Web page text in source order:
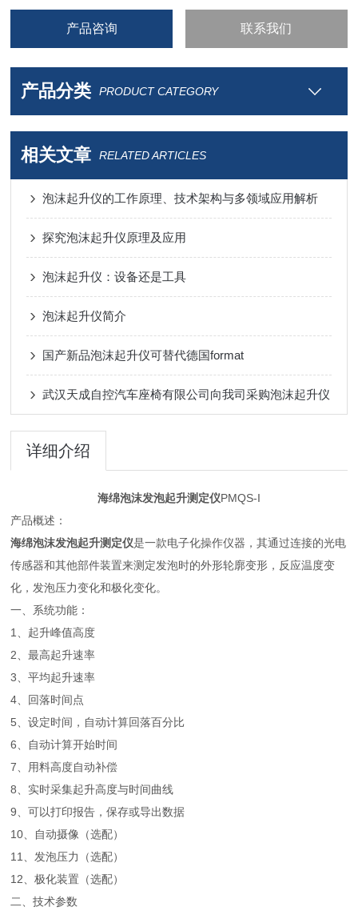
产品咨询 联系我们
产品分类 PRODUCT CATEGORY
相关文章 RELATED ARTICLES
泡沫起升仪的工作原理、技术架构与多领域应用解析
探究泡沫起升仪原理及应用
泡沫起升仪：设备还是工具
泡沫起升仪简介
国产新品泡沫起升仪可替代德国format
武汉天成自控汽车座椅有限公司向我司采购泡沫起升仪
详细介绍
海绵泡沫发泡起升测定仪PMQS-I
产品概述：
海绵泡沫发泡起升测定仪是一款电子化操作仪器，其通过连接的光电
传感器和其他部件装置来测定发泡时的外形轮廓变形，反应温度变
化，发泡压力变化和极化变化。
一、系统功能：
1、起升峰值高度
2、最高起升速率
3、平均起升速率
4、回落时间点
5、设定时间，自动计算回落百分比
6、自动计算开始时间
7、用料高度自动补偿
8、实时采集起升高度与时间曲线
9、可以打印报告，保存或导出数据
10、自动摄像（选配）
11、发泡压力（选配）
12、极化装置（选配）
二、技术参数